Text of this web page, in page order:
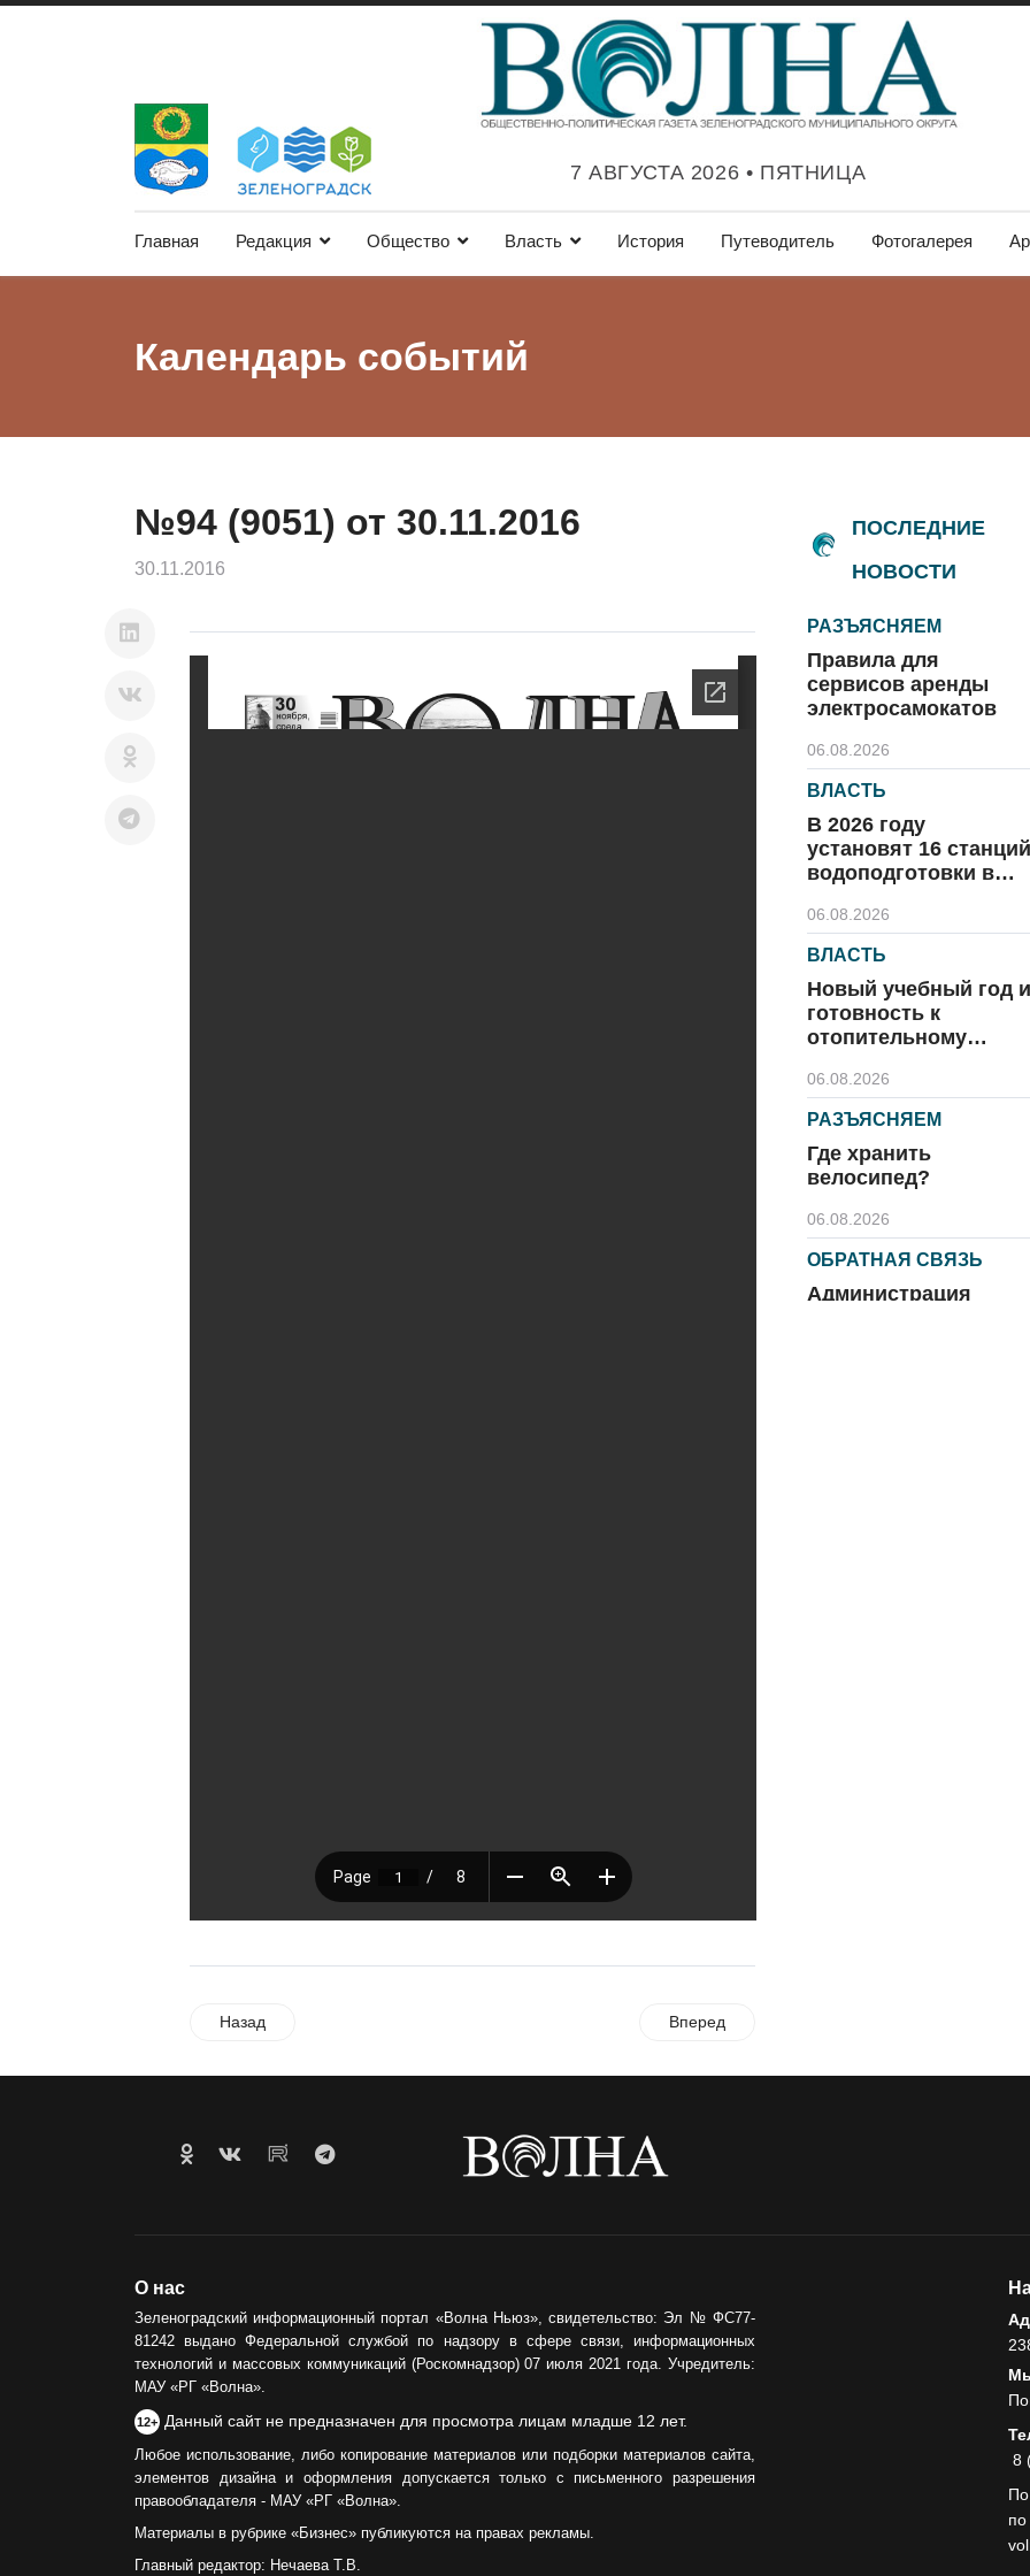
7 АВГУСТА 2026 • ПЯТНИЦА
Главная Редакция Общество Власть История Путеводитель Фотогалерея
Календарь событий
№94 (9051) от 30.11.2016
30.11.2016
Назад Вперед
ПОСЛЕДНИЕ
НОВОСТИ
РАЗЪЯСНЯЕМ
Правила для
сервисов аренды
электросамокатов
06.08.2026
ВЛАСТЬ
В 2026 году
установят 16 станций
водоподготовки в
06.08.2026
ВЛАСТЬ
Новый учебный год и
готовность к
отопительному
06.08.2026
РАЗЪЯСНЯЕМ
Где хранить
велосипед?
06.08.2026
ОБРАТНАЯ СВЯЗЬ
Администрация
О нас
Зеленоградский информационный портал «Волна Ньюз», свидетельство: Эл № ФС77-
81242 выдано Федеральной службой по надзору в сфере связи, информационных
технологий и массовых коммуникаций (Роскомнадзор) 07 июля 2021 года. Учредитель:
МАУ «РГ «Волна».
12+ Данный сайт не предназначен для просмотра лицам младше 12 лет.
Любое использование, либо копирование материалов или подборки материалов сайта,
элементов дизайна и оформления допускается только с письменного разрешения
правообладателя - МАУ «РГ «Волна».
Материалы в рубрике «Бизнес» публикуются на правах рекламы.
Главный редактор: Нечаева Т.В.
8